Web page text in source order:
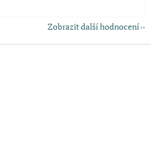
Zobrazit další hodnocení